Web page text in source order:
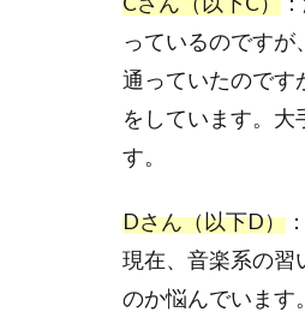
っているのですが
通っていたのです
をしています。大
す。
Dさん（以下D）
現在、音楽系の習
のか悩んでいます